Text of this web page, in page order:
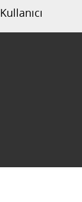
Kullanıcı